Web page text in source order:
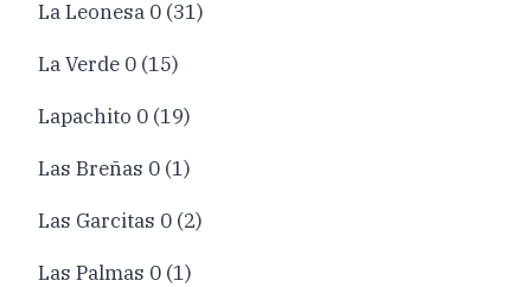
La Leonesa 0 (31)
La Verde 0 (15)
Lapachito 0 (19)
Las Breñas 0 (1)
Las Garcitas 0 (2)
Las Palmas 0 (1)